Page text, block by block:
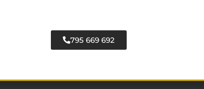
795 669 692